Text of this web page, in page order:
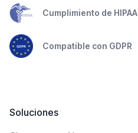
Cumplimiento de HIPAA
Compatible con GDPR
Soluciones